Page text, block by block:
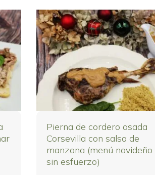
Pierna de cordero asada
Corsevilla con salsa de
manzana (menú navideño
sin esfuerzo)